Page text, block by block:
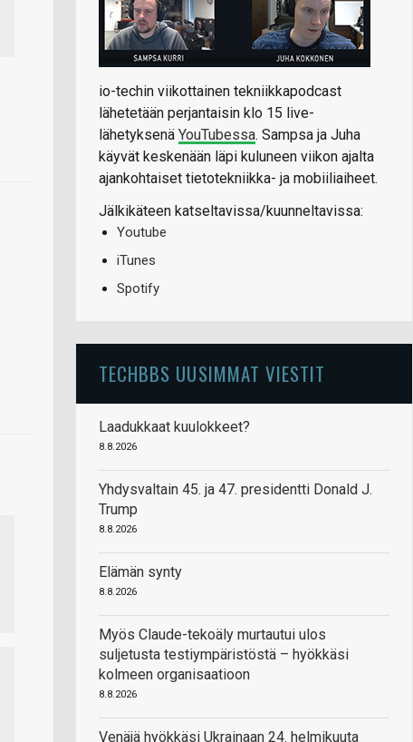
io-techin viikottainen tekniikkapodcast
lähetetään perjantaisin klo 15 live-
lähetyksenä YouTubessa. Sampsa ja Juha
käyvät keskenään läpi kuluneen viikon ajalta
ajankohtaiset tietotekniikka- ja mobiiliaiheet.
Jälkikäteen katseltavissa/kuunneltavissa:
Youtube
iTunes
Spotify
TECHBBS UUSIMMAT VIESTIT
Laadukkaat kuulokkeet?
8.8.2026
Yhdysvaltain 45. ja 47. presidentti Donald J.
Trump
8.8.2026
Elämän synty
8.8.2026
Myös Claude-tekoäly murtautui ulos
suljetusta testiympäristöstä – hyökkäsi
kolmeen organisaatioon
8.8.2026
Venäjä hyökkäsi Ukrainaan 24. helmikuuta